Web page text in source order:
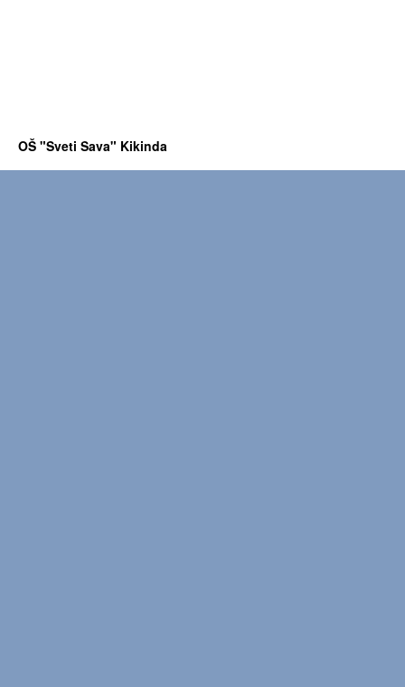
OŠ "Sveti Sava" Kikinda